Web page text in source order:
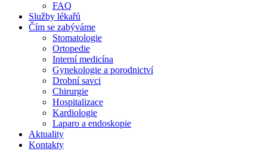
FAQ
Služby lékařů
Čím se zabýváme
Stomatologie
Ortopedie
Interní medicína
Gynekologie a porodnictví
Drobní savci
Chirurgie
Hospitalizace
Kardiologie
Laparo a endoskopie
Aktuality
Kontakty